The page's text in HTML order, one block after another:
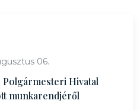
06.
Polgármesteri Hivatal
munkarendjéről